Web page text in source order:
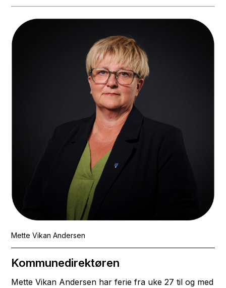
Mette Vikan Andersen
Kommunedirektøren
Mette Vikan Andersen har ferie fra uke 27 til og med